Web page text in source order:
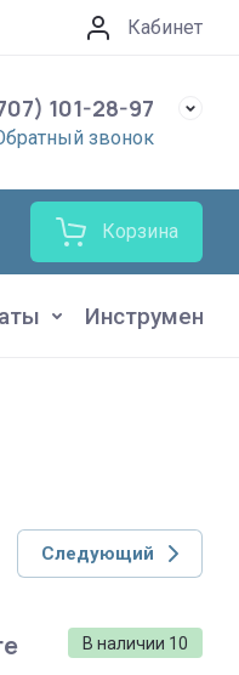
Кабинет
101-28-97
звонок
Корзина
Следующий
В наличии 10